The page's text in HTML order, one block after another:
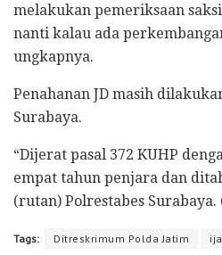
melakukan pemeriksaan
nanti kalau ada
ungkapnya.
Penahanan JD masih
Surabaya.
“Dijerat pasal 372 KUHP
empat tahun penjara dan
(rutan) Polrestabes Surabaya.
Tags: Ditreskrimum Polda Jatim